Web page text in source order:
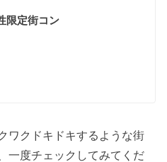
限定街コン
ワクドキドキするような街
一度チェックしてみてくだ